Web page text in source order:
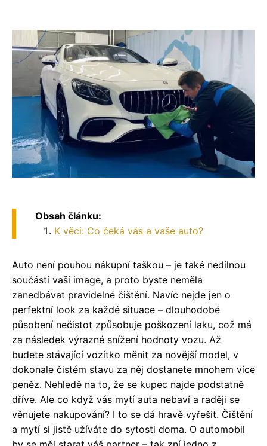
Obsah článku:
K věci: Co čeká vás a vaše auto?
Auto není pouhou nákupní taškou – je také nedílnou
součástí vaší image, a proto byste neměla
zanedbávat pravidelné čištění. Navíc nejde jen o
perfektní look za každé situace – dlouhodobé
působení nečistot způsobuje poškození laku, což má
za následek výrazné snížení hodnoty vozu. Až
budete stávající vozítko měnit za novější model, v
dokonale čistém stavu za něj dostanete mnohem více
peněz. Nehledě na to, že se kupec najde podstatně
dříve. Ale co když vás mytí auta nebaví a raději se
věnujete nakupování? I to se dá hravě vyřešit. Čištění
a mytí si jistě užíváte do sytosti doma. O automobil